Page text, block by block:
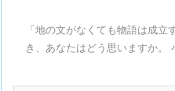
「地の文がなくても物語は成
き、あなたはどう思いますか。